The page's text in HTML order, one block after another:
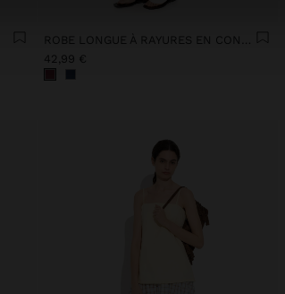
ROBE LONGUE À RAYURES EN CONTRASTE
42,99 €